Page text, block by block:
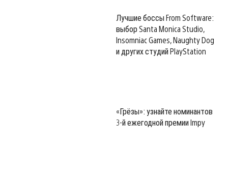
Лучшие боссы From Software:
выбор Santa Monica Studio,
Insomniac Games, Naughty Dog
и других студий PlayStation
«Грёзы»: узнайте номинантов
3-й ежегодной премии Impy